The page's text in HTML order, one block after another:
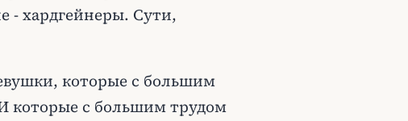
- хардгейнеры. Сути,
которые с большим
которые с большим трудом